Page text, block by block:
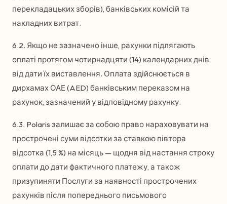
перекладацьких зборів), банківських комісій та
накладних витрат.
6.2. Якщо не зазначено інше, рахунки підлягають
оплаті протягом чотирнадцяти (14) календарних днів
від дати їх виставлення. Оплата здійснюється в
дирхамах ОАЕ (AED) банківським переказом на
рахунок, зазначений у відповідному рахунку.
6.3. Polaris залишає за собою право нараховувати на
прострочені суми відсотки за ставкою півтора
відсотка (1,5 %) на місяць — щодня від настання строку
оплати до дати фактичного платежу, а також
призупиняти Послуги за наявності прострочених
рахунків після попереднього письмового